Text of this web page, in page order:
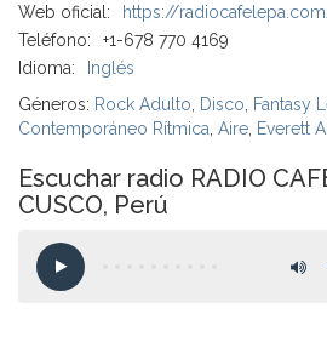
Web oficial:
https://
Teléfono:
+1-678 770 4169
Idioma:
Inglés
Géneros: Rock Adulto Disco Fantasy
Contemporáneo Rítmica Aire Everett
Escuchar radio RADIO
CUSCO, Perú